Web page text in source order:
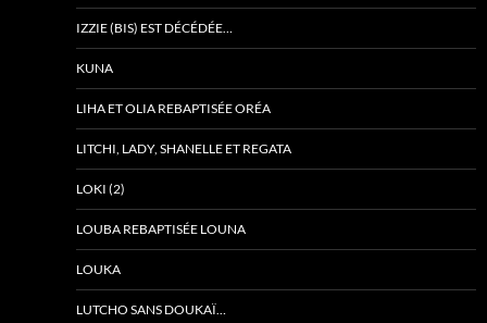
IZZIE (BIS) EST DÉCÉDÉE…
KUNA
LIHA ET OLIA REBAPTISÉE ORÉA
LITCHI, LADY, SHANELLE ET REGATA
LOKI (2)
LOUBA REBAPTISÉE LOUNA
LOUKA
LUTCHO SANS DOUKAÏ…